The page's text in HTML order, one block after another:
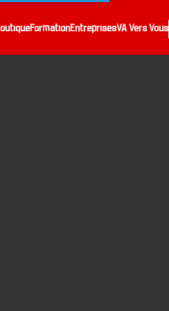
FormationEntreprisesVA Vers Vous